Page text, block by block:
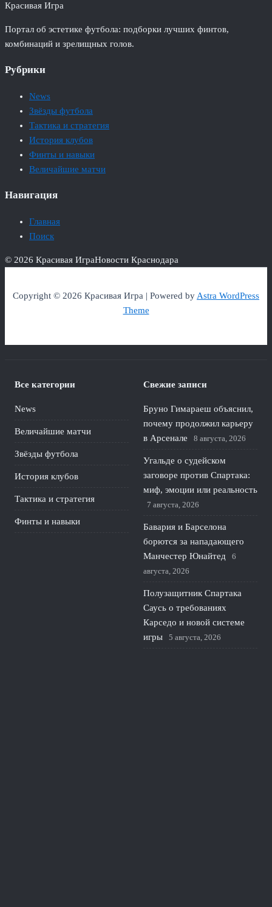
Красивая Игра
Портал об эстетике футбола: подборки лучших финтов,
комбинаций и зрелищных голов.
Рубрики
News
Звёзды футбола
Тактика и стратегия
История клубов
Финты и навыки
Величайшие матчи
Навигация
Главная
Поиск
© 2026 Красивая ИграНовости Краснодара
Copyright © 2026 Красивая Игра | Powered byAstra WordPress
Theme
Все категории
News
Величайшие матчи
Звёзды футбола
История клубов
Тактика и стратегия
Финты и навыки
Свежие записи
Бруно Гимараеш объяснил,
почему продолжил карьеру
в Арсенале
8 августа, 2026
Угальде о судейском
заговоре против Спартака:
миф, эмоции или реальность
7 августа, 2026
Бавария и Барселона
борются за нападающего
Манчестер Юнайтед
6
августа, 2026
Полузащитник Спартака
Саусь о требованиях
Карседо и новой системе
игры
5 августа, 2026